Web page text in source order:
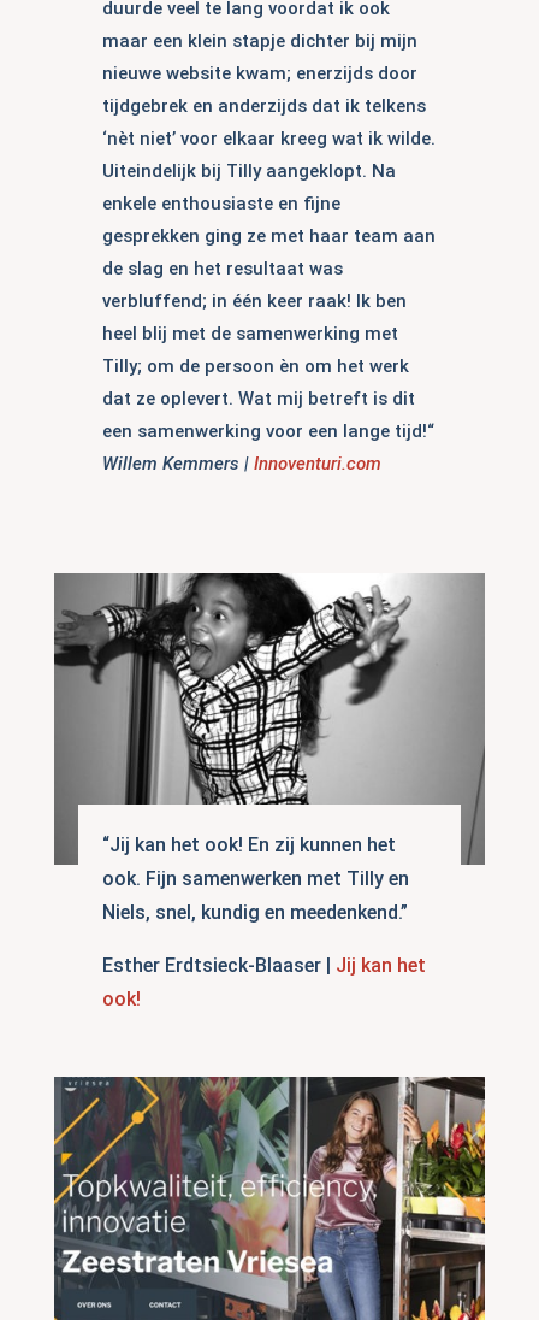
duurde veel te lang voordat ik ook
maar een klein stapje dichter bij mijn
nieuwe website kwam; enerzijds door
tijdgebrek en anderzijds dat ik telkens
‘nèt niet’ voor elkaar kreeg wat ik wilde.
Uiteindelijk bij Tilly aangeklopt. Na
enkele enthousiaste en fijne
gesprekken ging ze met haar team aan
de slag en het resultaat was
verbluffend; in één keer raak! Ik ben
heel blij met de samenwerking met
Tilly; om de persoon èn om het werk
dat ze oplevert. Wat mij betreft is dit
een samenwerking voor een lange tijd!“
Willem Kemmers | Innoventuri.com
“Jij kan het ook! En zij kunnen het
ook. Fijn samenwerken met Tilly en
Niels, snel, kundig en meedenkend.”
Esther Erdtsieck-Blaaser | Jij kan het
ook!